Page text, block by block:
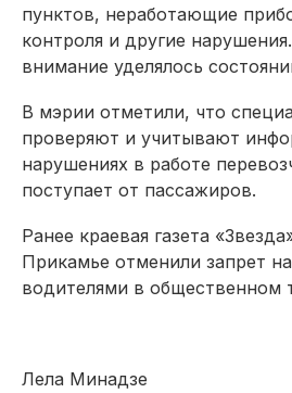
пунктов, неработающие
контроля и другие
внимание уделялось
В мэрии отметили, что
проверяют и учитывают
нарушениях в работе
поступает от пассажиров.
Ранее краевая газета
Прикамье отменили запрет
водителями в общественном
Лела Минадзе